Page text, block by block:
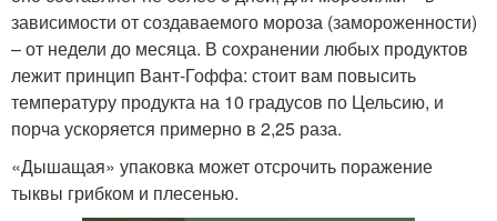
зависимости от создаваемого мороза (замороженности)
– от недели до месяца. В сохранении любых продуктов
лежит принцип Вант-Гоффа: стоит вам повысить
температуру продукта на 10 градусов по Цельсию, и
порча ускоряется примерно в 2,25 раза.
«Дышащая» упаковка может отсрочить поражение
тыквы грибком и плесенью.